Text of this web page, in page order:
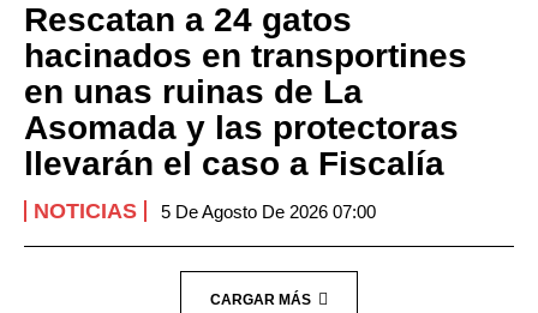
Rescatan a 24 gatos
hacinados en transportines
en unas ruinas de La
Asomada y las protectoras
llevarán el caso a Fiscalía
NOTICIAS 5 De Agosto De 2026 07:00
CARGAR MÁS